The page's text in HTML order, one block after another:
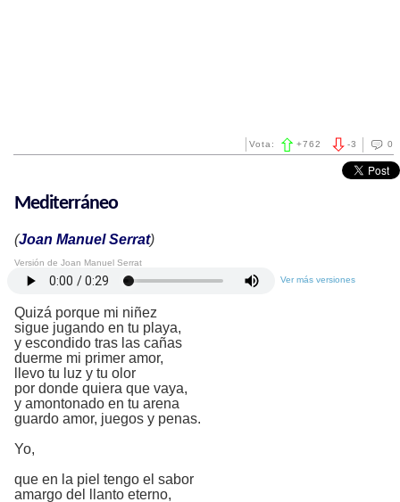
0
-3
Vota: +762
Mediterráneo
(Joan Manuel Serrat)
Versión de Joan Manuel Serrat
Ver más versiones
Quizá porque mi niñez
sigue jugando en tu playa,
y escondido tras las cañas
duerme mi primer amor,
llevo tu luz y tu olor
por donde quiera que vaya,
y amontonado en tu arena
guardo amor, juegos y penas.
Yo,
que en la piel tengo el sabor
amargo del llanto eterno,